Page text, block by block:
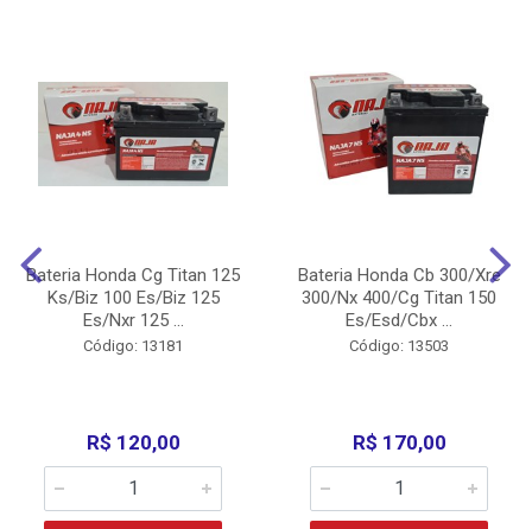
Bateria Honda Cg Titan 125
Ks/Biz 100 Es/Biz 125
Es/Nxr 125 ...
Código: 13181
R$ 120,00
Bateria Honda Cb 300/Xre
300/Nx 400/Cg Titan 150
Es/Esd/Cbx ...
Código: 13503
R$ 170,00